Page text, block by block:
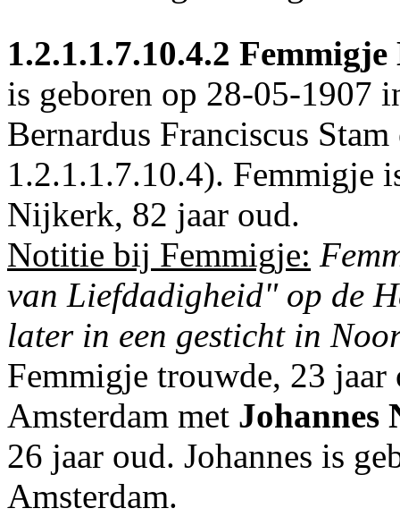
1.2.1.1.7.10.4.2 Femmigje
is geboren op 28-05-1907
Bernardus Franciscus
1.2.1.1.7.10.4). Femmigje
Nijkerk, 82 jaar oud.
Notitie bij Femmigje:
van Liefdadigheid" op de
later in een gesticht in
Femmigje trouwde, 23
Amsterdam met Johannes
26 jaar oud. Johannes is
Amsterdam.